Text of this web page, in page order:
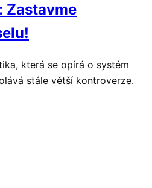
Zastavme
která se opírá o systém
stále větší kontroverze.